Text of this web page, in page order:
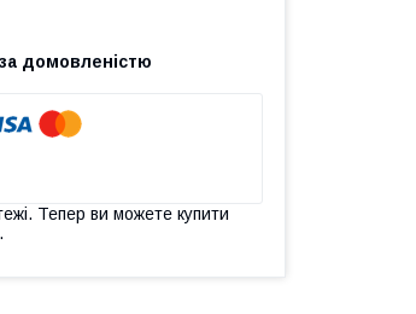
за домовленістю
Тепер ви можете купити